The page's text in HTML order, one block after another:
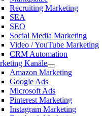
Recruiting Marketing
SEA
SEO
Social Media Marketing
Video / YouTube Marketing
CRM Automation
Kanäle
Amazon Marketing
Google Ads
Microsoft Ads
Pinterest Marketing
Instagram Marketing